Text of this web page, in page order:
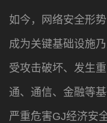
如今，网络安全形
成为关键基础设施
受攻击破坏、发生
通、通信、金融等
严重危害GJ经济安